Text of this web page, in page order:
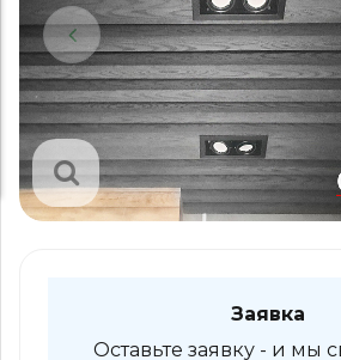
Заявка
Оставьте заявку - и мы